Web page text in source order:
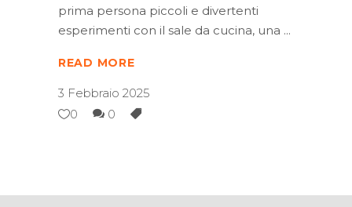
prima persona piccoli e divertenti
esperimenti con il sale da cucina, una
READ MORE
3 Febbraio 2025
0
0